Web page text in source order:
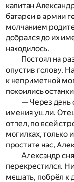
капитан
батареи в армии
молчанием
добрался до их
находилось.
Постоял на
опустив голову.
к неприметной
покоились
— Через день
имения ушли.
отпел, по всей
могилках, только
простите нас,
Александр
перекрестился.
мешать, побрёл к